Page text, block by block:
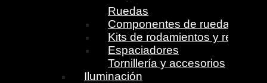
Ruedas
Componentes de ruedas
Kits de rodamientos y retenes
Espaciadores
Tornillería y accesorios
Iluminación